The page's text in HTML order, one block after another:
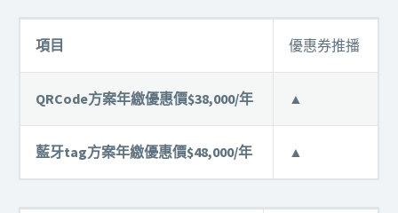
項目 優惠券推播
QRCode方案年繳優惠價$38,000/年 ▲
藍牙tag方案年繳優惠價$48,000/年 ▲